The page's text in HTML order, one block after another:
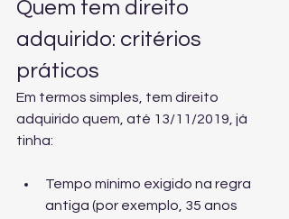
Quem tem direito
adquirido: critérios
práticos
Em termos simples, tem direito
adquirido quem, até 13/11/2019, já
tinha:
Tempo mínimo exigido na regra
antiga (por exemplo, 35 anos